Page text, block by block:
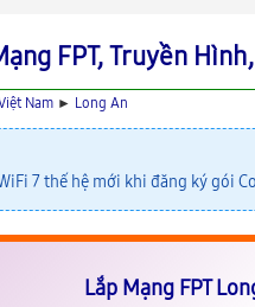
FPT, Truyền
Nam► Long An
7 thế hệ mới khi đăng ký gói
Lắp Mạng FPT